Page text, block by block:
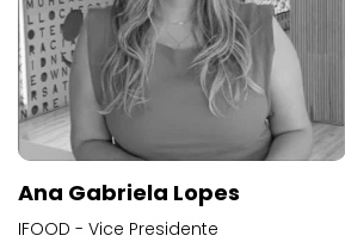
Ana Gabriela Lopes
IFOOD - Vice Presidente